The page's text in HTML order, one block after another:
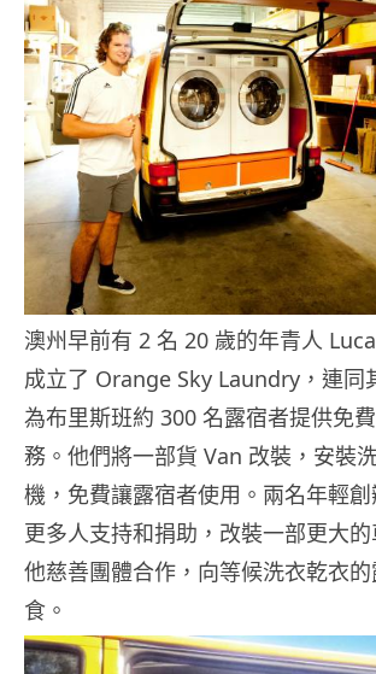
澳州早前有 2 名 20 歲的年青人
成立了 Orange Sky Laundry，連同
為布里斯班約 300 名露宿者提供免
務。他們將一部貨 Van 改裝，安裝
機，免費讓露宿者使用。兩名年輕創
更多人支持和捐助，改裝一部更大
他慈善團體合作，向等候洗衣乾衣
食。